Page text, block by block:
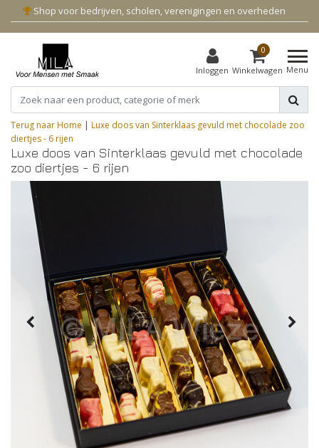
Shop voor bedrijven, scholen, verenigingen en overheden
Inloggen
0
Winkelwagen Menu
Terug naar Home | Luxe doos van Sinterklaas gevuld met chocolade zoo
diertjes - 6 rijen
Luxe doos van Sinterklaas gevuld met chocolade
zoo diertjes - 6 rijen